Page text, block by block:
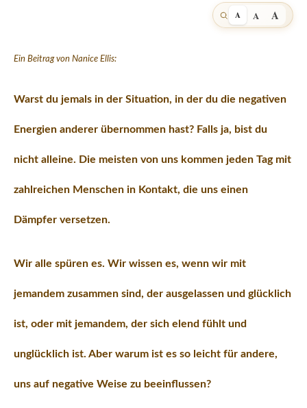
A A A
Ein Beitrag von Nanice Ellis:
Warst du jemals in der Situation, in der du die negativen
Energien anderer übernommen hast? Falls ja, bist du
nicht alleine. Die meisten von uns kommen jeden Tag mit
zahlreichen Menschen in Kontakt, die uns einen
Dämpfer versetzen.
Wir alle spüren es. Wir wissen es, wenn wir mit
jemandem zusammen sind, der ausgelassen und glücklich
ist, oder mit jemandem, der sich elend fühlt und
unglücklich ist. Aber warum ist es so leicht für andere,
uns auf negative Weise zu beeinflussen?